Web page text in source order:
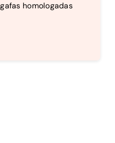
homologadas